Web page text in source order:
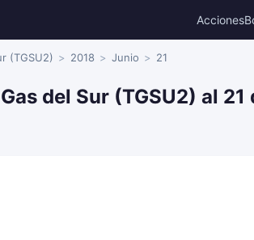
Acciones
(TGSU2) 2018 Junio 21
del Sur (TGSU2) al 21